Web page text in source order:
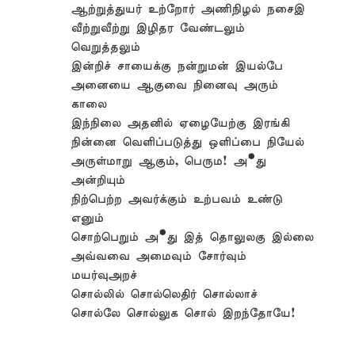
ஆற்றுத்துயர் உற்றோர் அணிநிழல் நசைஇ
வீற்றுவீற்று இழிதர வேண்டலும்
வெறுத்தலும்
இன்றிச் சாயைக்கு நன்றுமன் இயல்பே
அனையை ஆகுவை நினைவு அரும்
காலை
இந்நிலை அதனில் ஏழையேற்கு இரங்கி
நின்னை வெளிப்படுத்து ஒளிப்பை நியேல்
அருள்மாறு ஆகும், பெரும! அ•து
அன்றியும்
நிற்பெற்ற அவர்க்கும் உற்பவம் உண்டு
எனும்
சொற்பெறும் அ•து இத் தொலுலகு இல்லை
அவ்வவை அமைவும் சோர்வும்
மயர்வுஅறச்
சொல்லில் சொல்லெதிர் சொல்லாச்
சொல்லே சொல்லுக சொல் இறந்தோயே!